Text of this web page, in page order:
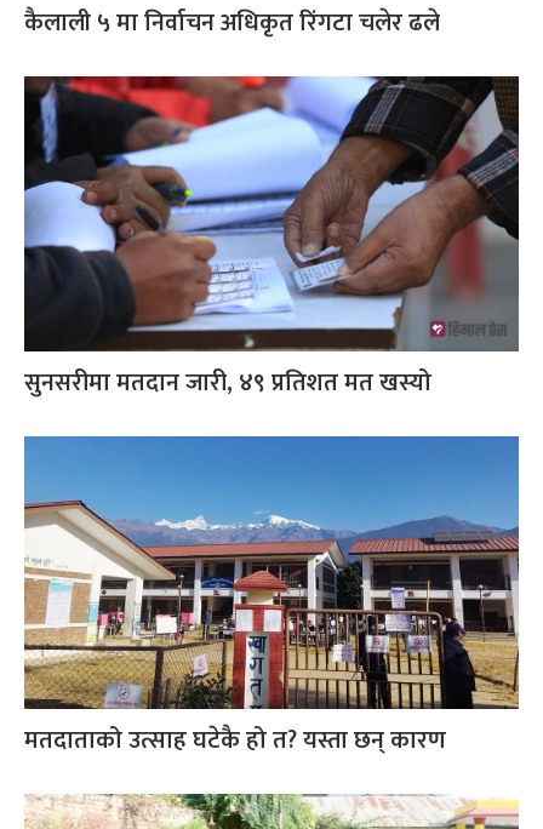
कैलाली ५ मा निर्वाचन अधिकृत रिंगटा चलेर ढले
सुनसरीमा मतदान जारी, ४९ प्रतिशत मत खस्यो
मतदाताको उत्साह घटेकै हो त? यस्ता छन् कारण